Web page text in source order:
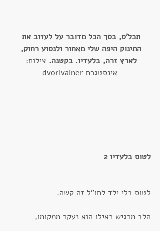
תכל'ס, בסך הכל מדובר על לעזוב את
התינוק היפה שלי מאחור ולנסוע רחוק,
לארץ זרה, בלעדיו. בקטנה. צילום:
אינסטגרם dvorivainer
-------------------------------
-------------------------------
-------------------------------
----------
לטוס בלעדיו 2
לטוס בלי ילד לחו"ל זה קשה.
הלב מרגיש כאילו הוא נעקר ממקומו,